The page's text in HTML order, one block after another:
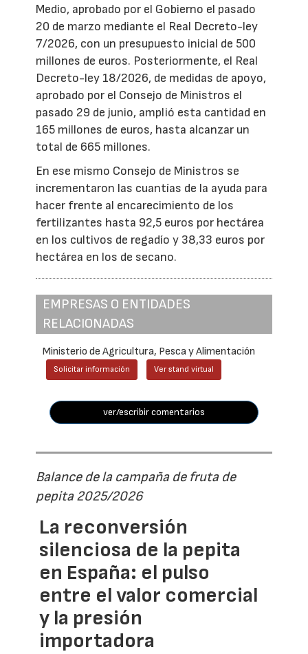
Medio, aprobado por el Gobierno el pasado
20 de marzo mediante el Real Decreto-ley
7/2026, con un presupuesto inicial de 500
millones de euros. Posteriormente, el Real
Decreto-ley 18/2026, de medidas de apoyo,
aprobado por el Consejo de Ministros el
pasado 29 de junio, amplió esta cantidad en
165 millones de euros, hasta alcanzar un
total de 665 millones.
En ese mismo Consejo de Ministros se
incrementaron las cuantías de la ayuda para
hacer frente al encarecimiento de los
fertilizantes hasta 92,5 euros por hectárea
en los cultivos de regadío y 38,33 euros por
hectárea en los de secano.
EMPRESAS O ENTIDADES
RELACIONADAS
Ministerio de Agricultura, Pesca y Alimentación
Solicitar información Ver stand virtual
ver/escribir comentarios
Balance de la campaña de fruta de
pepita 2025/2026
La reconversión
silenciosa de la pepita
en España: el pulso
entre el valor comercial
y la presión
importadora